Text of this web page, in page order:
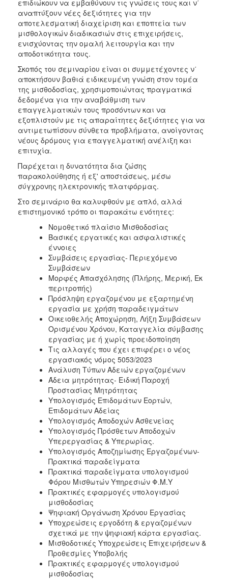
επιδιώκουν να εμβαθύνουν τις γνώσεις τους και ν΄
αναπτύξουν νέες δεξιότητες για την
αποτελεσματική διαχείριση και εποπτεία των
μισθολογικών διαδικασιών στις επιχειρήσεις,
ενισχύοντας την ομαλή λειτουργία και την
αποδοτικότητα τους.
Σκοπός του σεμιναρίου είναι οι συμμετέχοντες ν΄
αποκτήσουν βαθιά ειδικευμένη γνώση στον τομέα
της μισθοδοσίας, χρησιμοποιώντας πραγματικά
δεδομένα για την αναβάθμιση των
επαγγελματικών τους προσόντων και να
εξοπλιστούν με τις απαραίτητες δεξιότητες για να
αντιμετωπίσουν σύνθετα προβλήματα, ανοίγοντας
νέους δρόμους για επαγγελματική ανέλιξη και
επιτυχία.
Παρέχεται η δυνατότητα δια ζώσης
παρακολούθησης ή εξ' αποστάσεως, μέσω
σύγχρονης ηλεκτρονικής πλατφόρμας.
Στο σεμινάριο θα καλυφθούν με απλό, αλλά
επιστημονικό τρόπο οι παρακάτω ενότητες:
Νομοθετικό πλαίσιο Μισθοδοσίας
Βασικές εργατικές και ασφαλιστικές
έννοιες
Συμβάσεις εργασίας- Περιεχόμενο
Συμβάσεων
Μορφές Απασχόλησης (Πλήρης, Μερική, Εκ
περιτροπής)
Πρόσληψη εργαζομένου με εξαρτημένη
εργασία με χρήση παραδειγμάτων
Οικειοθελής Αποχώρηση, Λήξη Συμβάσεων
Ορισμένου Χρόνου, Καταγγελία σύμβασης
εργασίας με ή χωρίς προειδοποίηση
Τις αλλαγές που έχει επιφέρει ο νέος
εργασιακός νόμος 5053/2023
Ανάλυση Τύπων Αδειών εργαζομένων
Άδεια μητρότητας- Ειδική Παροχή
Προστασίας Μητρότητας
Υπολογισμός Επιδομάτων Εορτών,
Επιδομάτων Αδείας
Υπολογισμός Αποδοχών Ασθενείας
Υπολογισμός Πρόσθετων Αποδοχών
Υπερεργασίας & Υπερωρίας.
Υπολογισμός Αποζημίωσης Εργαζομένων-
Πρακτικά παραδείγματα
Πρακτικά παραδείγματα υπολογισμού
Φόρου Μισθωτών Υπηρεσιών Φ.Μ.Υ
Πρακτικές εφαρμογές υπολογισμού
μισθοδοσίας
Ψηφιακή Οργάνωση Χρόνου Εργασίας
Υποχρεώσεις εργοδότη & εργαζομένων
σχετικά με την ψηφιακή κάρτα εργασίας.
Μισθοδοτικές Υποχρεώσεις Επιχειρήσεων &
Προθεσμίες Υποβολής
Πρακτικές εφαρμογές υπολογισμού
μισθοδοσίας